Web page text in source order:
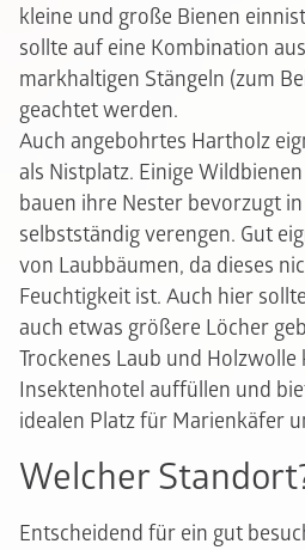
kleine und große Bienen
sollte auf eine Kombination
markhaltigen Stängeln (zum
geachtet werden.
Auch angebohrtes Hartholz
als Nistplatz. Einige
bauen ihre Nester bevorzugt
selbstständig verengen. Gut
von Laubbäumen, da dieses
Feuchtigkeit ist. Auch hier
auch etwas größere Löcher
Trockenes Laub und Holzwolle
Insektenhotel auffüllen und
idealen Platz für Marienkäfer
Welcher
Entscheidend für ein gut